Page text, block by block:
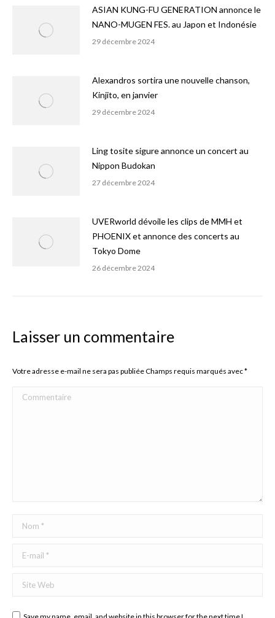
ASIAN KUNG-FU GENERATION annonce le
NANO-MUGEN FES. au Japon et Indonésie
29 décembre 2024
Alexandros sortira une nouvelle chanson,
Kinjito, en janvier
29 décembre 2024
Ling tosite sigure annonce un concert au
Nippon Budokan
27 décembre 2024
UVERworld dévoile les clips de MMH et
PHOENIX et annonce des concerts au
Tokyo Dome
26 décembre 2024
Laisser un commentaire
Votre adresse e-mail ne sera pas publiée Champs requis marqués avec*
Commentaire
Nom *
E-mail *
Site Web